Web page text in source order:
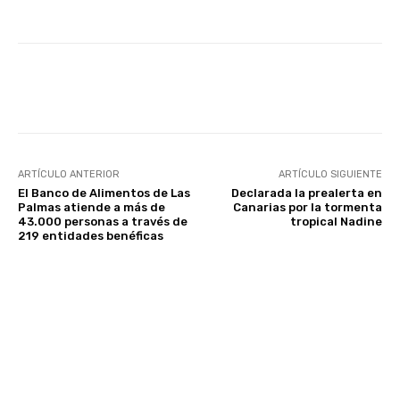
ARTÍCULO ANTERIOR
El Banco de Alimentos de Las
Palmas atiende a más de
43.000 personas a través de
219 entidades benéficas
ARTÍCULO SIGUIENTE
Declarada la prealerta en
Canarias por la tormenta
tropical Nadine